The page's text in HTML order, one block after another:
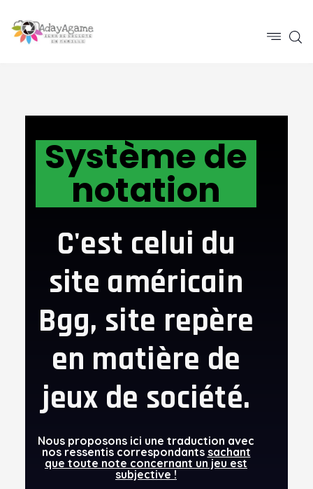
Système de
notation
C'est celui du
site américain
Bgg, site repère
en matière de
jeux de société.
Nous proposons ici une traduction avec
nos ressentis correspondants sachant
que toute note concernant un jeu est
subjective !